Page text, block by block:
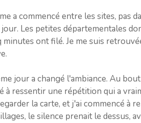
a commencé entre les sites, pas
Les petites départementales
ont filé. Je me suis
jour a changé l'ambiance. Au
à ressentir une répétition qui a
la carte, et j'ai commencé à
le silence prenait le dessus,